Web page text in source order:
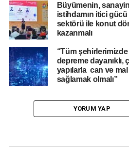
Büyümenin,
istihdamın itici
sektörü ile konut
kazanmalı
“Tüm
depreme dayanıklı,
yapılarla can ve
sağlamak olmalı”
YORUM YAP